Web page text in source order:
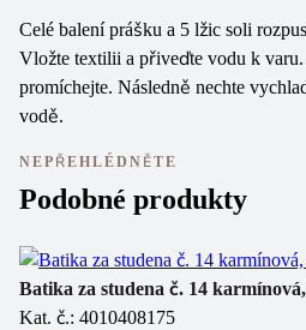
Celé balení prášku a 5 lžic soli
Vložte textilii a přiveďte vodu k varu.
promíchejte. Následně nechte
vodě.
NEPŘEHLÉDNĚTE
Podobné produkty
Batika za studena č. 14
Kat. č.: 4010408175